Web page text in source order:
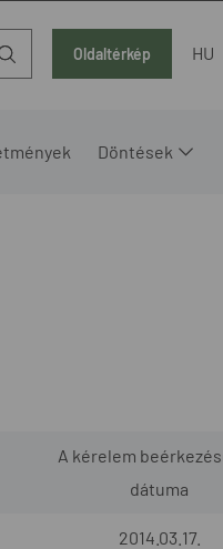
Oldaltérkép HU
Döntések
A kérelem
dátuma
2014.03.17.